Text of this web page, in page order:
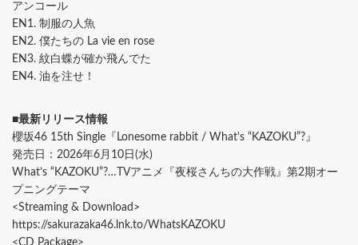
アンコール
EN1. 制服の人魚
EN2. 僕たちの La vie en rose
EN3. 紋白蝶が確か飛んでた
EN4. 油を注せ！
■最新リリース情報
櫻坂46 15th Single『Lonesome rabbit / What's “KAZOKU”?』
発売日：2026年6月10日(水)
What’s “KAZOKU”?…TVアニメ『夜桜さんちの大作戦』第2期オー
プニングテーマ
<Streaming & Download>
https://sakurazaka46.lnk.to/WhatsKAZOKU
<CD Package>